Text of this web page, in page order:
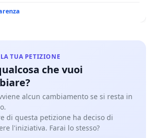
TUA PETIZIONE
che vuoi
alcun cambiamento se si resta in
di questa petizione ha deciso di
l'iniziativa. Farai lo stesso?